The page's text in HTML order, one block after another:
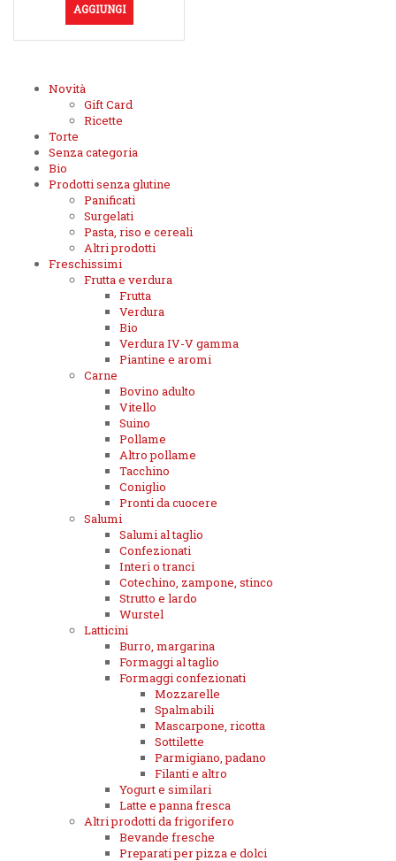
AGGIUNGI
Novità
Gift Card
Ricette
Torte
Senza categoria
Bio
Prodotti senza glutine
Panificati
Surgelati
Pasta, riso e cereali
Altri prodotti
Freschissimi
Frutta e verdura
Frutta
Verdura
Bio
Verdura IV-V gamma
Piantine e aromi
Carne
Bovino adulto
Vitello
Suino
Pollame
Altro pollame
Tacchino
Coniglio
Pronti da cuocere
Salumi
Salumi al taglio
Confezionati
Interi o tranci
Cotechino, zampone, stinco
Strutto e lardo
Wurstel
Latticini
Burro, margarina
Formaggi al taglio
Formaggi confezionati
Mozzarelle
Spalmabili
Mascarpone, ricotta
Sottilette
Parmigiano, padano
Filanti e altro
Yogurt e similari
Latte e panna fresca
Altri prodotti da frigorifero
Bevande fresche
Preparati per pizza e dolci